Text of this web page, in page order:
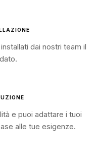
dai nostri team il
e puoi adattare i tuoi
alle tue esigenze.